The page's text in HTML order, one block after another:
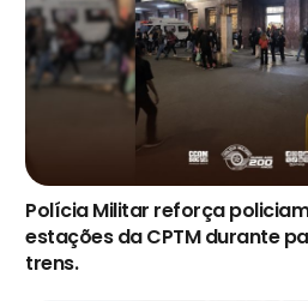
Polícia Militar reforça
estações da CPTM durante
trens.